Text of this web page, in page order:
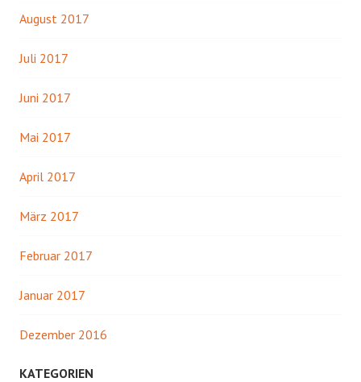
August 2017
Juli 2017
Juni 2017
Mai 2017
April 2017
März 2017
Februar 2017
Januar 2017
Dezember 2016
KATEGORIEN